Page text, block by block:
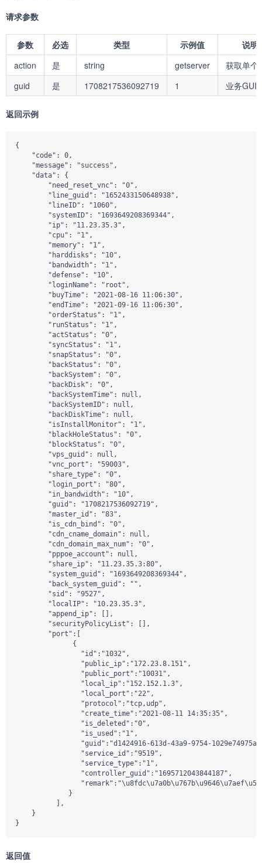
请求参数
参数 必选 类型 示例值
说明
action
是 string getserver
获取单个
guid
是 1708217536092719 1 业务GUID
返回示例
{
    "code": 0,
    "message": "success",
    "data": {
        "need_reset_vnc": "0",
        "line_guid": "1652433150648938",
        "lineID": "1060",
        "systemID": "1693649208369344",
        "ip": "11.23.35.3",
        "cpu": "1",
        "memory": "1",
        "harddisks": "10",
        "bandwidth": "1",
        "defense": "10",
        "loginName": "root",
        "buyTime": "2021-08-16 11:06:30",
        "endTime": "2021-09-16 11:06:30",
        "orderStatus": "1",
        "runStatus": "1",
        "actStatus": "0",
        "syncStatus": "1",
        "snapStatus": "0",
        "backStatus": "0",
        "backSystem": "0",
        "backDisk": "0",
        "backSystemTime": null,
        "backSystemID": null,
        "backDiskTime": null,
        "isInstallMonitor": "1",
        "blackHoleStatus": "0",
        "blockStatus": "0",
        "vps_guid": null,
        "vnc_port": "59003",
        "share_type": "0",
        "login_port": "80",
        "in_bandwidth": "10",
        "guid": "1708217536092719",
        "master_id": "83",
        "is_cdn_bind": "0",
        "cdn_cname_domain": null,
        "cdn_domain_max_num": "0",
        "pppoe_account": null,
        "share_ip": "11.23.35.3:80",
        "system_guid": "1693649208369344",
        "back_system_guid": "",
        "sid": "9527",
        "localIP": "10.23.35.3",
        "append_ip": [],
        "securityPolicyList": [],
        "port":[
              {
                "id":"1032",
                "public_ip":"172.23.8.151",
                "public_port":"10031",
                "local_ip":"152.152.1.3",
                "local_port":"22",
                "protocol":"tcp,udp",
                "create_time":"2021-08-11 14:35:35",
                "is_deleted":"0",
                "is_used":"1",
"guid":"d1424916-613d-43a9-9754-
                "service_id":"9519",
                "service_type":"1",
                "controller_guid":"1695712043844187",
             }
          ],
    }
}
返回值